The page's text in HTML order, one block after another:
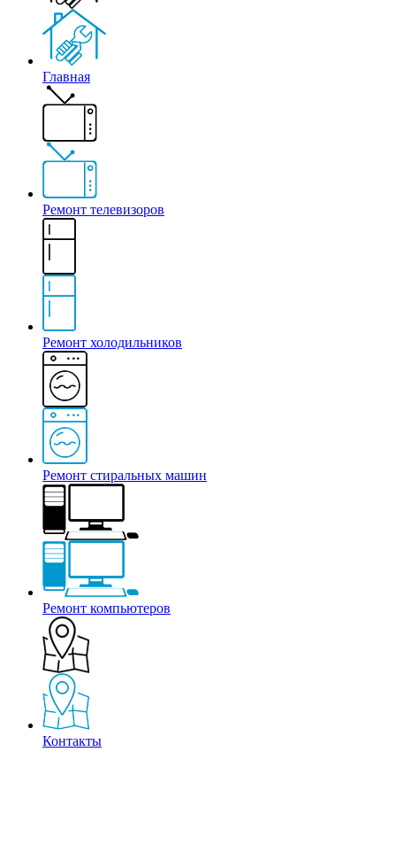
Главная
Ремонт телевизоров
Ремонт холодильников
Ремонт стиральных машин
Ремонт компьютеров
Контакты